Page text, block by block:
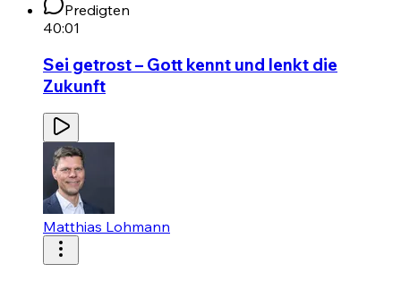
Predigten
40:01
Sei getrost – Gott kennt und lenkt die
Zukunft
Matthias Lohmann